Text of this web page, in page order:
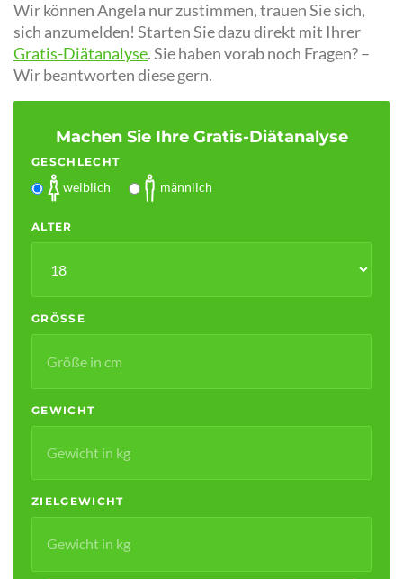
Wir können Angela nur zustimmen, trauen Sie sich,
sich anzumelden! Starten Sie dazu direkt mit Ihrer
Gratis-Diätanalyse. Sie haben vorab noch Fragen? –
Wir beantworten diese gern.
Machen Sie Ihre Gratis-Diätanalyse
GESCHLECHT
weiblich männlich
ALTER
GRÖSSE
GEWICHT
ZIELGEWICHT